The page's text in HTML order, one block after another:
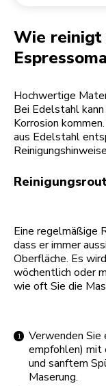
Wie reinigt
Hochwertige
Bei Edelstahl
Korrosion
aus Edelstahl
Eine regelmäßige
dass er immer
Oberfläche. Es
wöchentlich oder
wie oft Sie die
Verwenden Sie
empfohlen) mit
und sanftem
Maserung.